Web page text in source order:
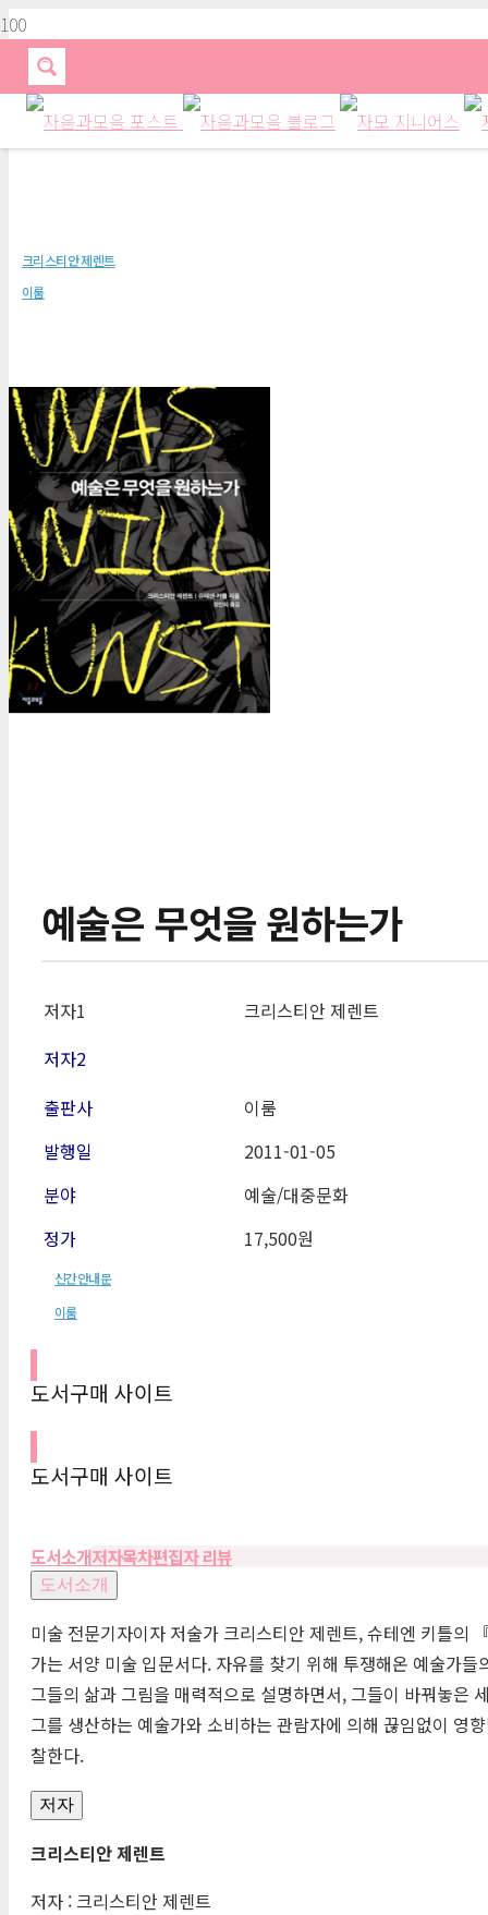
크리스티안 제렌트
이룸
예술은 무엇을 원하는가
저자1
크리스티안 제렌트
저자2
출판사
이룸
발행일
2011-01-05
분야
예술/대중문화
정가
17,500원
신간안내문
이룸
도서구매 사이트
도서구매 사이트
도서소개저자목차편집자 리뷰
도서소개
미술 전문기자이자 저술가 크리스티안 제렌트, 슈테엔 키틀의
가는 서양 미술 입문서다. 자유를 찾기 위해 투쟁해온 예술가
그들의 삶과 그림을 매력적으로 설명하면서, 그들이 바꿔놓은
그를 생산하는 예술가와 소비하는 관람자에 의해 끊임없이 영
찰한다.
저자
크리스티안 제렌트
저자 : 크리스티안 제렌트